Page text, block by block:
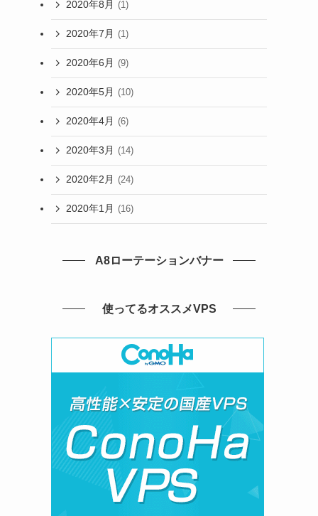
2020年8月 (1)
2020年7月 (1)
2020年6月 (9)
2020年5月 (10)
2020年4月 (6)
2020年3月 (14)
2020年2月 (24)
2020年1月 (16)
A8ローテーションバナー
使ってるオススメVPS